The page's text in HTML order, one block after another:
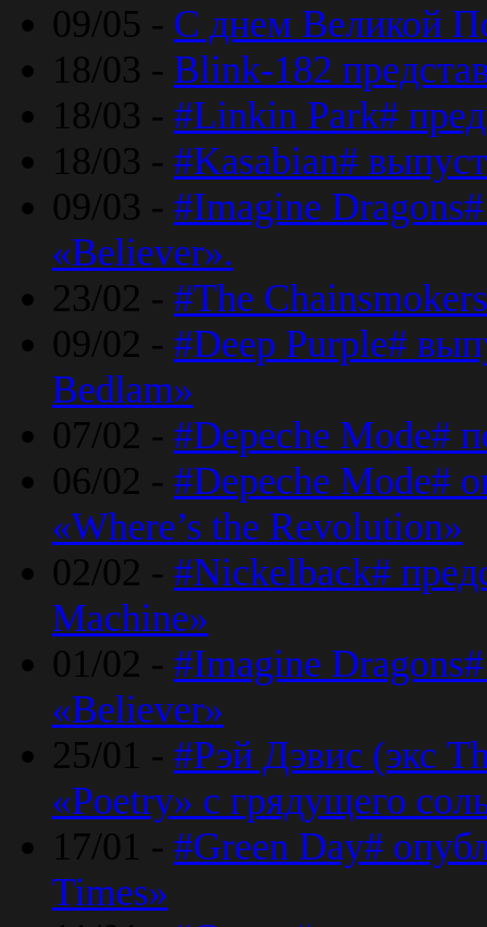
09/05 - С днем Великой
18/03 - Blink-182
18/03 - #Linkin Park#
18/03 - #Kasabian#
09/03 - #Imagine
«Believer».
23/02 - #The
09/02 - #Deep Purple#
Bedlam»
07/02 - #Depeche Mode#
06/02 - #Depeche Mode#
«Where’s the Revolution»
02/02 - #Nickelback#
Machine»
01/02 - #Imagine
«Believer»
25/01 - #Рэй Дэвис (экс
«Poetry» с грядущего
17/01 - #Green Day#
Times»